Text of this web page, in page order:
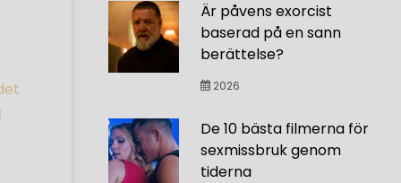
Är påvens exorcist
baserad på en sann
berättelse?
2026
De 10 bästa filmerna för
sexmissbruk genom
tiderna